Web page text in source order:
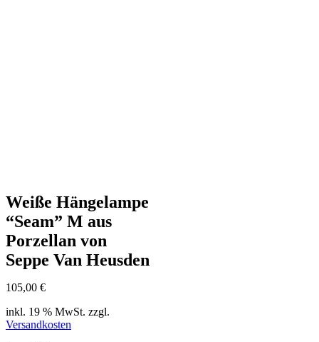
Weiße Hängelampe
“Seam” M aus
Porzellan von
Seppe Van Heusden
105,00 €
inkl. 19 % MwSt. zzgl.
Versandkosten